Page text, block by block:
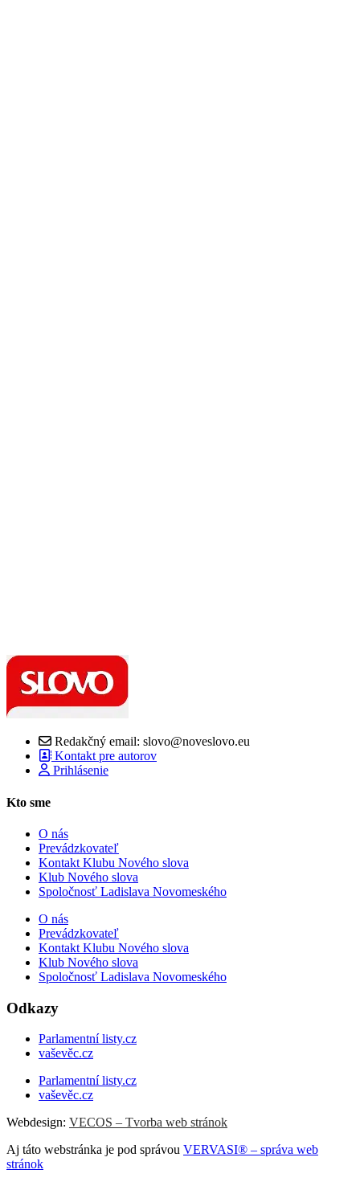
Redakčný email: slovo@noveslovo.eu
Kontakt pre autorov
Prihlásenie
Kto sme
O nás
Prevádzkovateľ
Kontakt Klubu Nového slova
Klub Nového slova
Spoločnosť Ladislava Novomeského
O nás
Prevádzkovateľ
Kontakt Klubu Nového slova
Klub Nového slova
Spoločnosť Ladislava Novomeského
Odkazy
Parlamentní listy.cz
vaševěc.cz
Parlamentní listy.cz
vaševěc.cz
Webdesign: VECOS – Tvorba web stránok
Aj táto webstránka je pod správou VERVASI® – správa web
stránok